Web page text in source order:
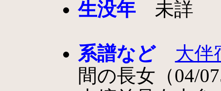
生没年未詳
系譜など
大伴
間の長女（04/